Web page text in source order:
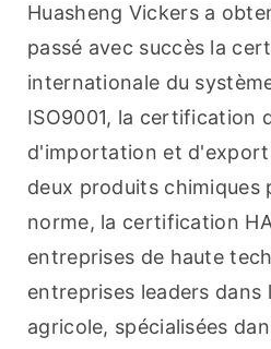
Huasheng Vickers a
passé avec succès la
internationale du
ISO9001, la certification
d'importation et
deux produits chimiques
norme, la certification
entreprises de haute
entreprises leaders dans
agricole, spécialisées